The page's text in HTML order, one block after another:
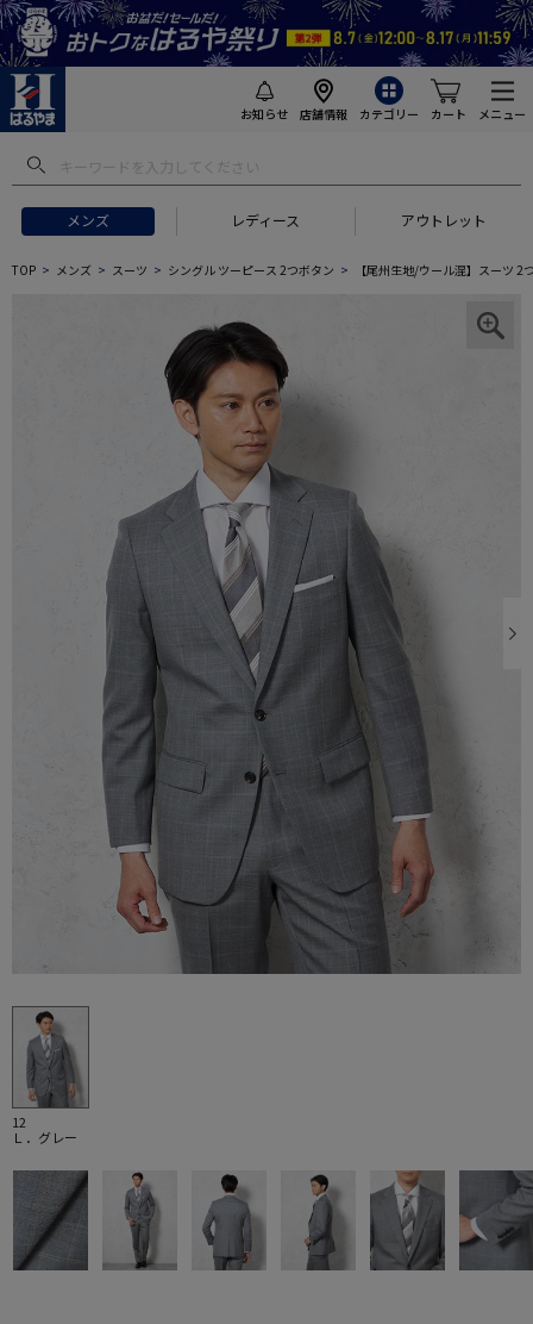
お知らせ 店舗情報 カテゴリー カート メニュー
メンズ レディース アウトレット
TOP メンズ スーツ シングル ツーピース 2つボタン 【尾州生地/ウール混】スーツ 2
12
Ｌ．グレー